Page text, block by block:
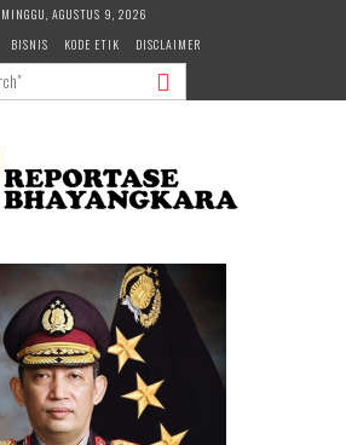
MINGGU, AGUSTUS 9, 2026
BISNIS KODE ETIK DISCLAIMER